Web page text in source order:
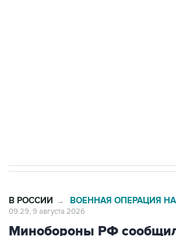
В РОССИИ → ВОЕННАЯ ОПЕРАЦИЯ
09:29, 9 августа 2026
Минобороны РФ